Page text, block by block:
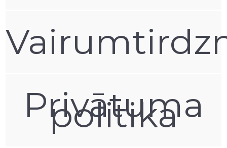
Privātuma
politika